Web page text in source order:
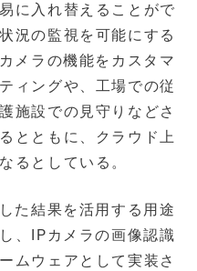
に入れ替えることがで
況の監視を可能にする
メラの機能をカスタマ
ィングや、工場での従
施設での見守りなどさ
とともに、クラウド上
るとしている。
た結果を活用する用途
、IPカメラの画像認識
ムウェアとして実装さ